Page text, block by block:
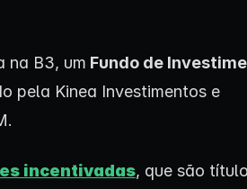
na B3, um Fundo de
pela Kinea Investimentos e
incentivadas, que são